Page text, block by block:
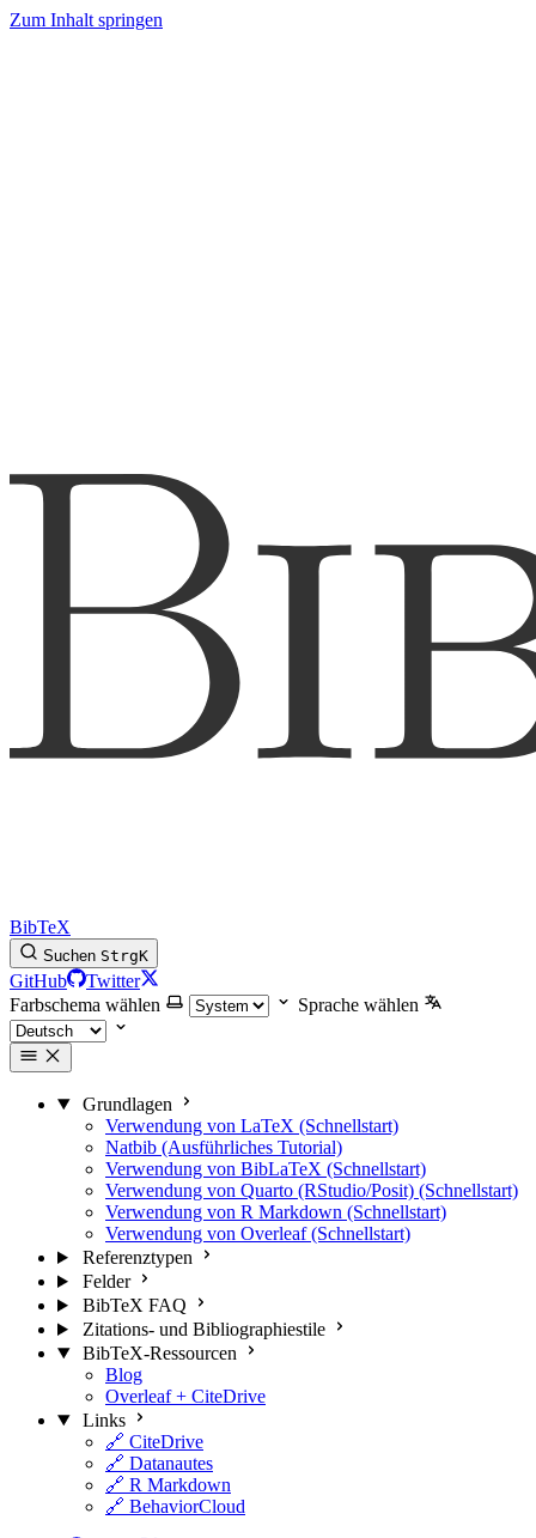
Zum Inhalt springen
BibTeX
Suchen StrgK
GitHub
Twitter
Farbschema wählen
Sprache wählen
Grundlagen
Verwendung von LaTeX (Schnellstart)
Natbib (Ausführliches Tutorial)
Verwendung von BibLaTeX (Schnellstart)
Verwendung von Quarto (RStudio/Posit) (Schnellstart)
Verwendung von R Markdown (Schnellstart)
Verwendung von Overleaf (Schnellstart)
Referenztypen
Felder
BibTeX FAQ
Zitations- und Bibliographiestile
BibTeX-Ressourcen
Blog
Overleaf + CiteDrive
Links
🔗 CiteDrive
🔗 Datanautes
🔗 R Markdown
🔗 BehaviorCloud